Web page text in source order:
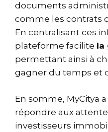
documents
comme les contrats
En centralisant ces
plateforme facilite la
permettant ainsi à
gagner du temps et
En somme, MyCitya
répondre aux
investisseurs